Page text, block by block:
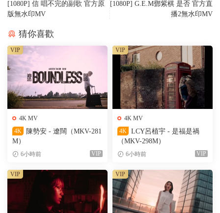
[1080P] 信 唱不完的副歌 官方原
版無水印MV
[1080P] G.E.M鄧紫棋 是否 官方直
播2無水印MV
猜你喜歡
4K MV
4K
陳勢安 - 遼闊（MKV-281
M）
6小時前 VIP
VIP
4K MV
4K
LCY呂植宇 - 是福是禍
（MKV-298M）
6小時前 VIP
VIP
VIP VIP